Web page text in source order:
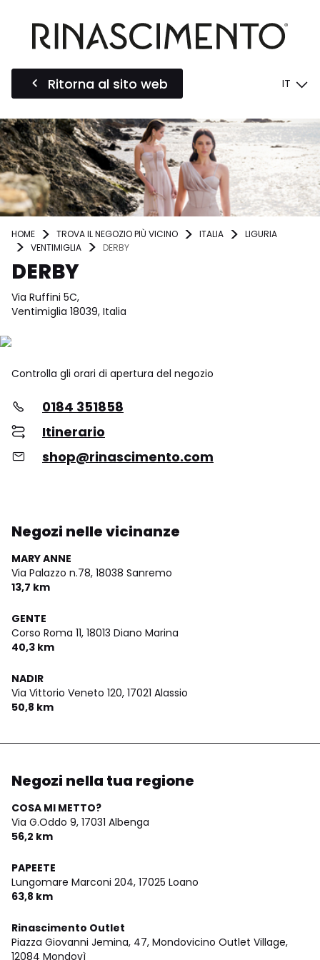
Ritorna al sito web IT
HOME TROVA IL NEGOZIO PIÙ VICINO ITALIA
LIGURIA
VENTIMIGLIA
DERBY
DERBY
Via Ruffini 5C,
Ventimiglia 18039, Italia
Controlla gli orari di apertura del negozio
0184 351858
Itinerario
shop@rinascimento.com
Negozi nelle vicinanze
MARY ANNE
Via Palazzo n.78, 18038 Sanremo
13,7 km
GENTE
Corso Roma 11, 18013 Diano Marina
40,3 km
NADIR
Via Vittorio Veneto 120, 17021 Alassio
50,8 km
Negozi nella tua regione
COSA MI METTO?
Via G.Oddo 9, 17031 Albenga
56,2 km
PAPEETE
Lungomare Marconi 204, 17025 Loano
63,8 km
Rinascimento Outlet
Piazza Giovanni Jemina, 47, Mondovicino Outlet Village,
12084 Mondovì